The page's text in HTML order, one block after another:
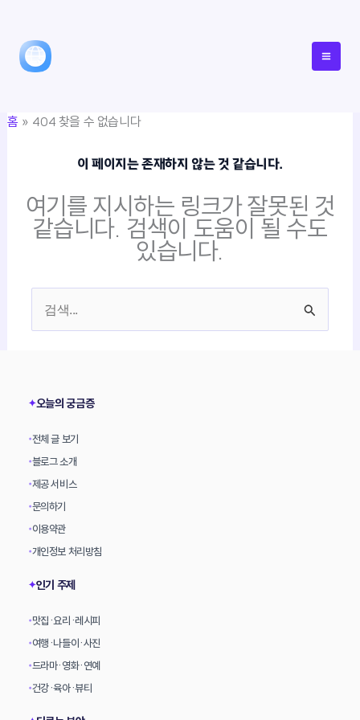
너홈 404 찾을 수 없습니다
이 페이지는 존재하지 않는 것 같습니다.
여기를 지시하는 링크가 잘못된 것
같습니다. 검색이 도움이 될 수도
있습니다.
✦오늘의 궁금증
•전체 글 보기
•블로그 소개
•제공 서비스
•문의하기
•이용약관
•개인정보 처리방침
✦인기 주제
•맛집·요리·레시피
•여행·나들이·사진
•드라마·영화·연예
•건강·육아·뷰티